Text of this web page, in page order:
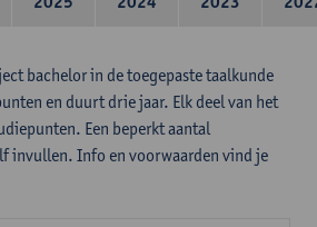
bachelor in de toegepaste taalkunde
en duurt drie jaar. Elk deel van het
Een beperkt aantal
invullen. Info en voorwaarden vind je